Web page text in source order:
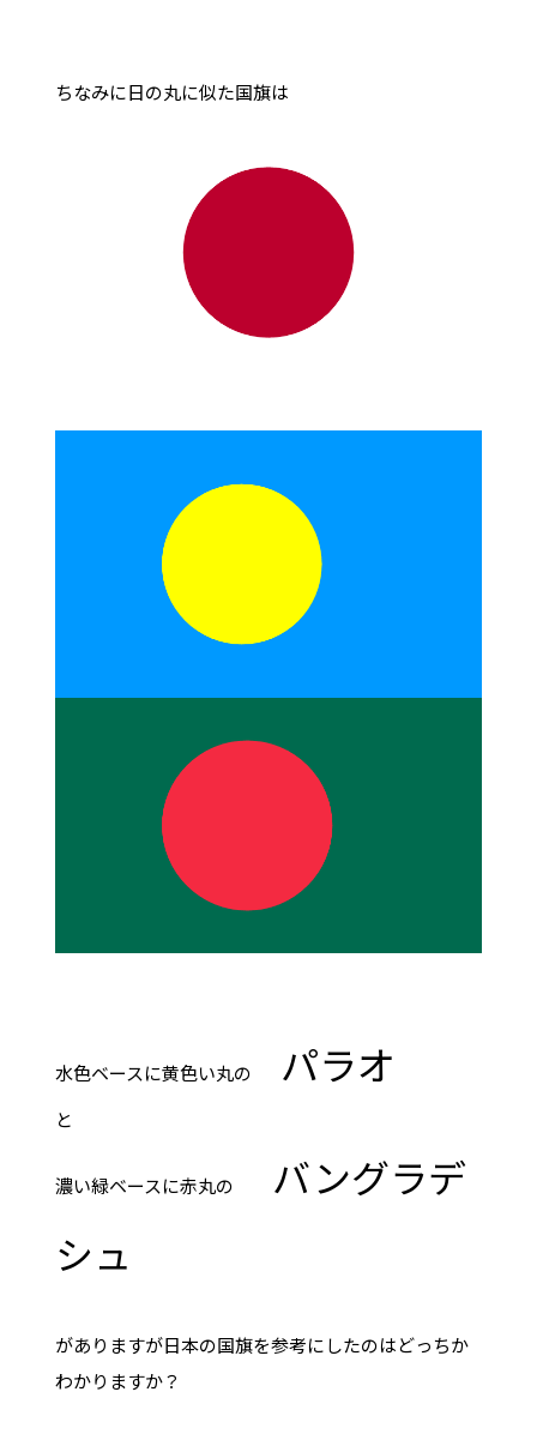
ちなみに日の丸に似た国旗は
水色ベースに黄色い丸の パラオ
と
濃い緑ベースに赤丸の
バングラデ
シュ
がありますが日本の国旗を参考にしたのはどっちか
わかりますか？